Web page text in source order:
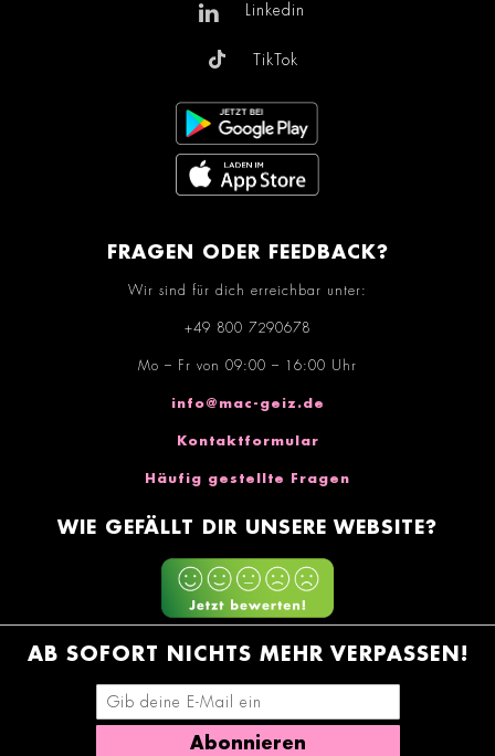
Linkedin
TikTok
FRAGEN ODER FEEDBACK?
Wir sind für dich erreichbar unter:
+49 800 7290678
Mo – Fr von 09:00 – 16:00 Uhr
info@mac-geiz.de
Kontaktformular
Häufig gestellte Fragen
WIE GEFÄLLT DIR UNSERE WEBSITE?
AB SOFORT NICHTS MEHR VERPASSEN!
E-Mail-Adresse eingeben
Abonnieren